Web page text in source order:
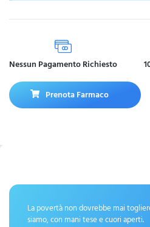
Nessun Pagamento Richiesto
Prenota Farmaco
La povertà non dovrebbe mai
siamo, con mani tese e cuori aperti.